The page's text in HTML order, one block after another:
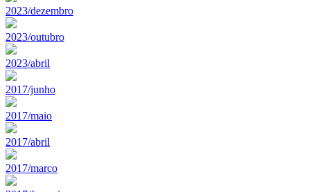
2023/dezembro
2023/outubro
2023/abril
2017/junho
2017/maio
2017/abril
2017/marco